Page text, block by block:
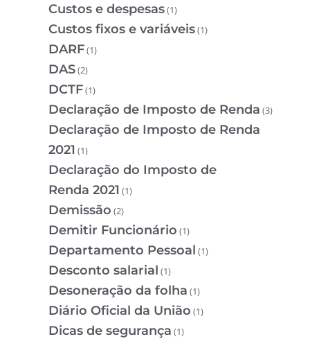
Custos e despesas(1)
Custos fixos e variáveis(1)
DARF(1)
DAS(2)
DCTF(1)
Declaração de Imposto de Renda (3)
Declaração de Imposto de Renda
2021 (1)
Declaração do Imposto de
Renda 2021 (1)
Demissão (2)
Demitir Funcionário (1)
Departamento Pessoal (1)
Desconto salarial (1)
Desoneração da folha (1)
Diário Oficial da União (1)
Dicas de segurança (1)